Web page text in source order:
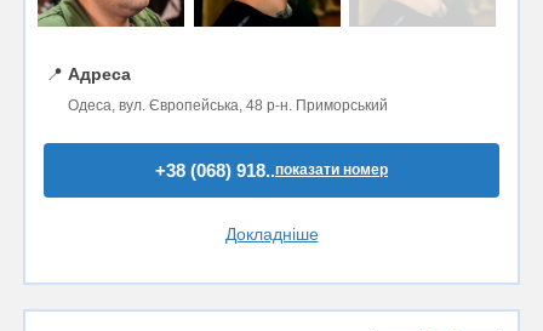
📍 Адреса
Одеса, вул. Європейська, 48 р-н. Приморський
+38 (068) 918..показати номер
Докладніше